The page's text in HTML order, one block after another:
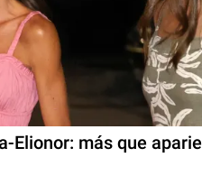
Elionor: más que